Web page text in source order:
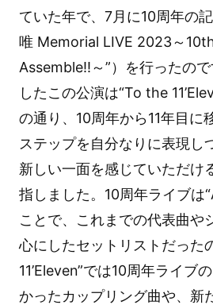
ていた年で、7月に10周年の
唯 Memorial LIVE 2023～
Assemble!!～”）を行ったの
したこの公演は“To the
の通り、10周年から11年目に
ステップを自分なりに表現し
新しい一面を感じていただけ
指しました。10周年ライブは
ことで、これまでの代表曲や
心にしたセットリストだった
11’Eleven”では10周年ライブ
かったカップリング曲や、新